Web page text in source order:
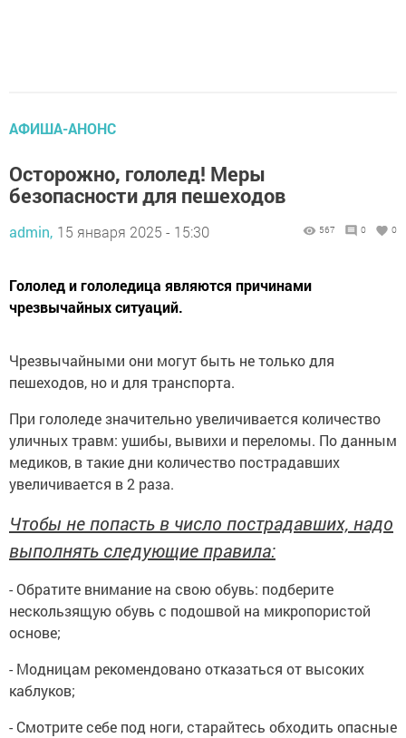
АФИША-АНОНС
Осторожно, гололед! Меры
безопасности для пешеходов
admin, 15 января 2025 - 15:30 567 0 0
Гололед и гололедица являются причинами
чрезвычайных ситуаций.
Чрезвычайными они могут быть не только для
пешеходов, но и для транспорта.
При гололеде значительно увеличивается количество
уличных травм: ушибы, вывихи и переломы. По данным
медиков, в такие дни количество пострадавших
увеличивается в 2 раза.
Чтобы не попасть в число пострадавших, надо
выполнять следующие правила:
- Обратите внимание на свою обувь: подберите
нескользящую обувь с подошвой на микропористой
основе;
- Модницам рекомендовано отказаться от высоких
каблуков;
- Смотрите себе под ноги, старайтесь обходить опасные